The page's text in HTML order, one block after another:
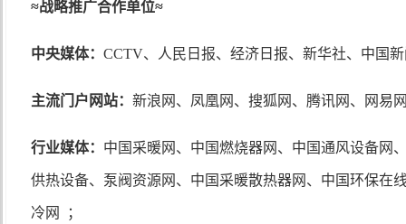
≈战略推广合作单位≈
中央媒体： CCTV、人民日报、经济日报、新华社、中国
主流门户网站： 新浪网、凤凰网、搜狐网、腾讯网、网易
行业媒体： 中国采暖网、中国燃烧器网、中国通风设备网
供热设备、 泵阀资源网、中国采暖散热器网、中国环保在
冷网 ；